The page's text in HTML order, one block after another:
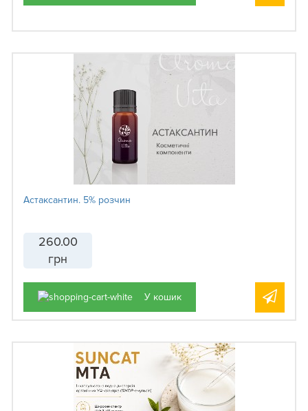
Астаксантин. 5% розчин
260.00
грн
У кошик